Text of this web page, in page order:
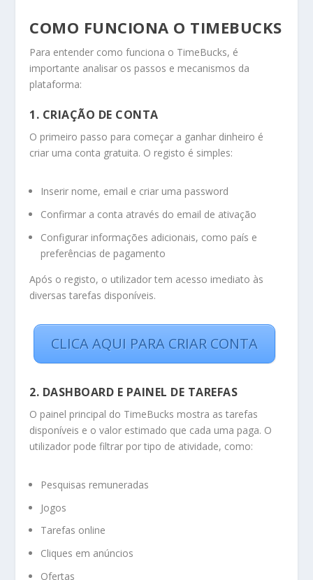
COMO FUNCIONA O TIMEBUCKS
Para entender como funciona o TimeBucks, é
importante analisar os passos e mecanismos da
plataforma:
1. CRIAÇÃO DE CONTA
O primeiro passo para começar a ganhar dinheiro é
criar uma conta gratuita. O registo é simples:
Inserir nome, email e criar uma password
Confirmar a conta através do email de ativação
Configurar informações adicionais, como país e
preferências de pagamento
Após o registo, o utilizador tem acesso imediato às
diversas tarefas disponíveis.
CLICA AQUI PARA CRIAR CONTA
2. DASHBOARD E PAINEL DE TAREFAS
O painel principal do TimeBucks mostra as tarefas
disponíveis e o valor estimado que cada uma paga. O
utilizador pode filtrar por tipo de atividade, como:
Pesquisas remuneradas
Jogos
Tarefas online
Cliques em anúncios
Ofertas